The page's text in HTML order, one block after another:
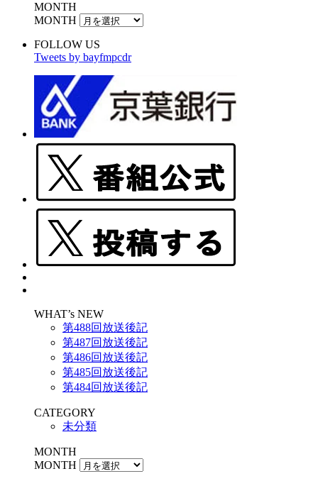
MONTH
MONTH
FOLLOW US
Tweets by bayfmpcdr
WHAT’s NEW
第488回放送後記
第487回放送後記
第486回放送後記
第485回放送後記
第484回放送後記
CATEGORY
未分類
MONTH
MONTH